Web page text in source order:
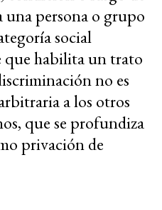
persona o grupo
social
que habilita un trato
no es
a los otros
que se profundiza
privación de